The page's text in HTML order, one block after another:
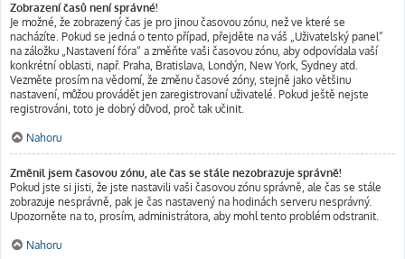
Zobrazení časů není správné!
Je možné, že zobrazený čas je pro jinou časovou zónu, než ve které se
nacházíte. Pokud se jedná o tento případ, přejděte na váš „Uživatelský panel“
na záložku „Nastavení fóra“ a změňte vaši časovou zónu, aby odpovídala vaší
konkrétní oblasti, např. Praha, Bratislava, Londýn, New York, Sydney atd.
Vezměte prosím na vědomí, že změnu časové zóny, stejně jako většinu
nastavení, můžou provádět jen zaregistrovaní uživatelé. Pokud ještě nejste
registrováni, toto je dobrý důvod, proč tak učinit.
Nahoru
Změnil jsem časovou zónu, ale čas se stále nezobrazuje správně!
Pokud jste si jisti, že jste nastavili vaši časovou zónu správně, ale čas se stále
zobrazuje nesprávně, pak je čas nastavený na hodinách serveru nesprávný.
Upozorněte na to, prosím, administrátora, aby mohl tento problém odstranit.
Nahoru